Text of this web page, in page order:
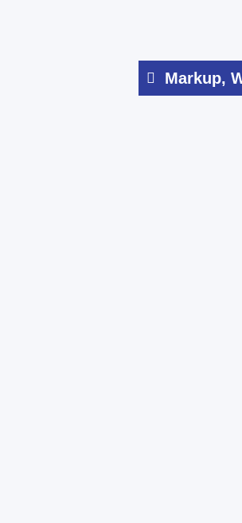
Markup,